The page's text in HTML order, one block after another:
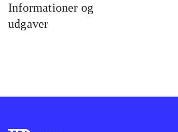
Informationer og
udgaver